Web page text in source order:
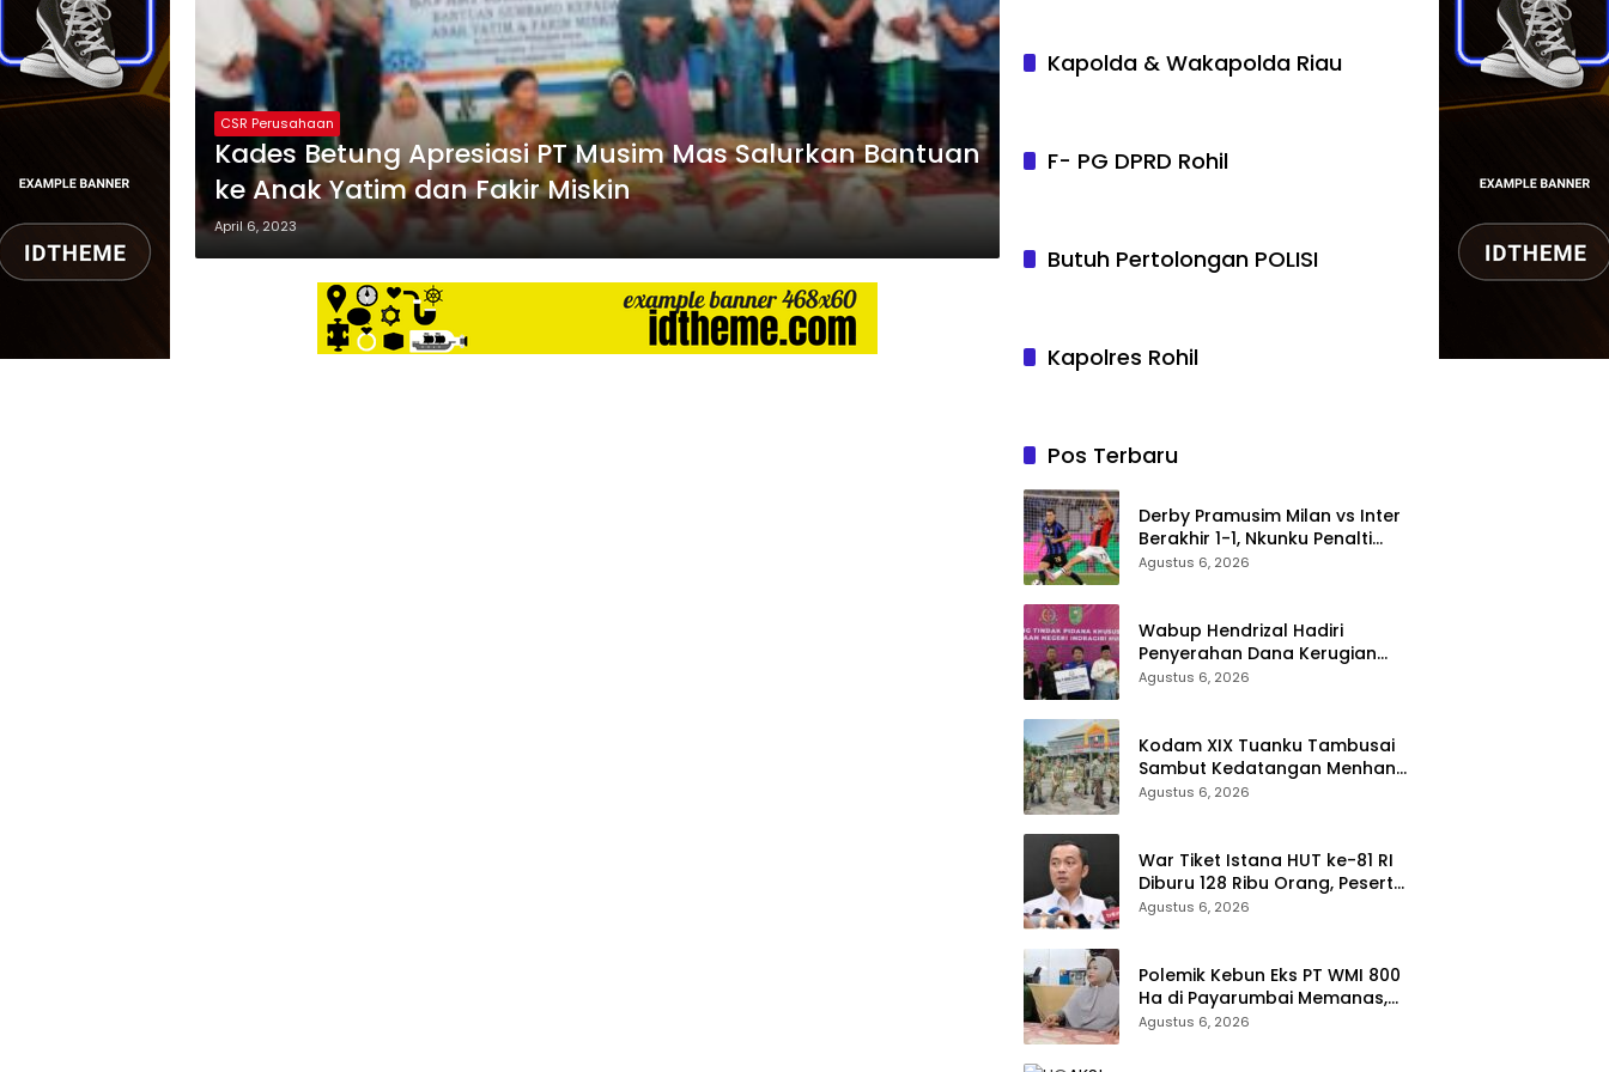
CSR Perusahaan
Kades Betung Apresiasi PT Musim Mas Salurkan Bantuan
ke Anak Yatim dan Fakir Miskin
April 6, 2023
Kapolda & Wakapolda Riau
F- PG DPRD Rohil
Butuh Pertolongan POLISI
Kapolres Rohil
Pos Terbaru
Derby Pramusim Milan vs Inter
Berakhir 1-1, Nkunku Penalti
Selamatkan Rossoneri
Agustus 6, 2026
Wabup Hendrizal Hadiri
Penyerahan Dana Kerugian
Negara Rp1,86 Miliar Kasus
Agustus 6, 2026
Kodam XIX Tuanku Tambusai
Sambut Kedatangan Menhan
RI, Tinjau Penguatan Yonif TP di
Agustus 6, 2026
War Tiket Istana HUT ke-81 RI
Diburu 128 Ribu Orang, Peserta
dari 36 Provinsi dan 14 Negara
Agustus 6, 2026
Polemik Kebun Eks PT WMI 800
Ha di Payarumbai Memanas,
Asisten Umum Tolak Dikelola
Agustus 6, 2026